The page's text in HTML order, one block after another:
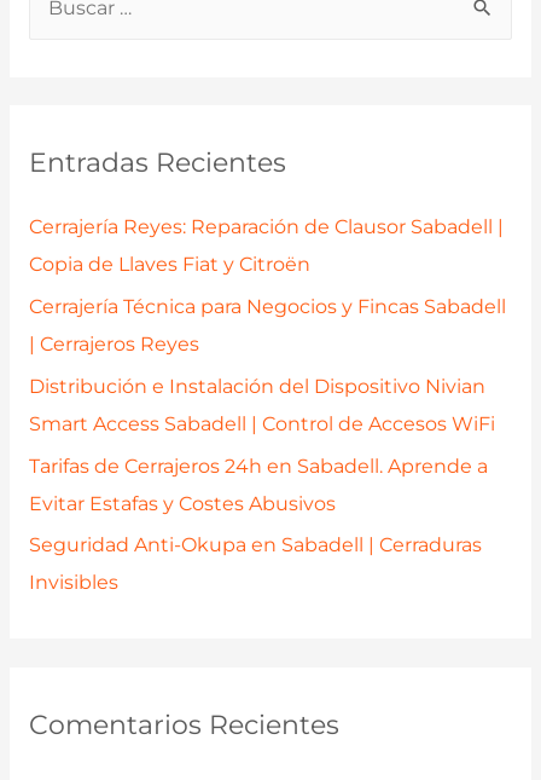
p
o
Entradas Recientes
Cerrajería Reyes: Reparación de Clausor Sabadell |
Copia de Llaves Fiat y Citroën
Cerrajería Técnica para Negocios y Fincas Sabadell
| Cerrajeros Reyes
Distribución e Instalación del Dispositivo Nivian
Smart Access Sabadell | Control de Accesos WiFi
Tarifas de Cerrajeros 24h en Sabadell. Aprende a
Evitar Estafas y Costes Abusivos
Seguridad Anti-Okupa en Sabadell | Cerraduras
Invisibles
Comentarios Recientes